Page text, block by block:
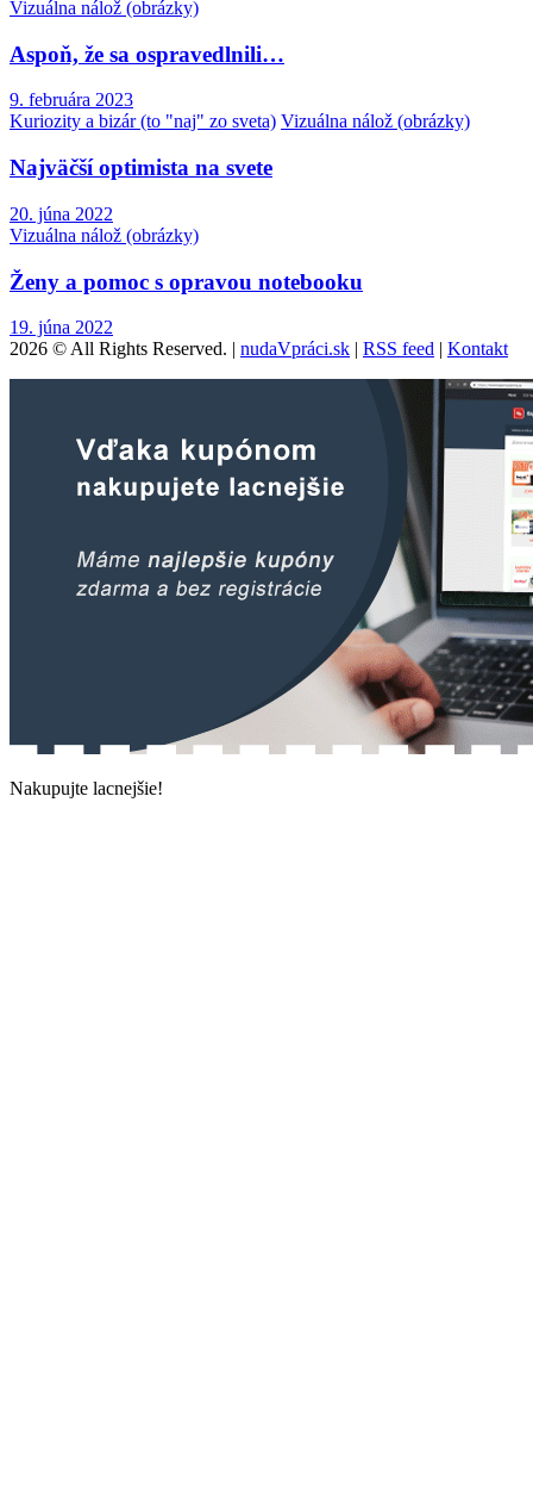
Vizuálna nálož (obrázky)
Aspoň, že sa ospravedlnili…
9. februára 2023
Kuriozity a bizár (to "naj" zo sveta) Vizuálna nálož (obrázky)
Najväčší optimista na svete
20. júna 2022
Vizuálna nálož (obrázky)
Ženy a pomoc s opravou notebooku
19. júna 2022
2026 © All Rights Reserved. | nudaVpráci.sk | RSS feed | Kontakt
Nakupujte lacnejšie!